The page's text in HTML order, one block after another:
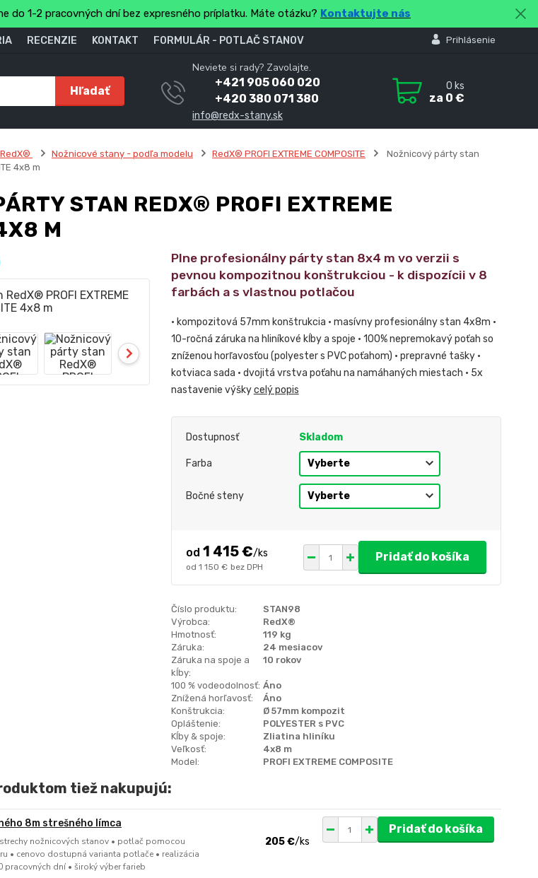
do 1-2 pracovných dní bez expresného príplatku. Máte otázku? Kontaktujte nás
RECENZIE KONTAKT FORMULÁR - POTLAČ STANOV Prihlásenie
Hľadať
Neviete si rady? Zavolajte.
+421 905 060 020
+420 380 071 380
info@redx-stany.sk
0 ks
za 0 €
Nožnicové stany - podľa modelu RedX® PROFI EXTREME COMPOSITE
Nožnicový párty stan
4x8 m
STAN REDX® PROFI EXTREME
M
Plne profesionálny párty stan 8x4 m vo verzii s
pevnou kompozitnou konštrukciou - k dispozícii v 8
farbách a s vlastnou potlačou
• kompozitová 57mm konštrukcia • masívny profesionálny stan 4x8m •
10-ročná záruka na hliníkové kĺby a spoje • 100% nepremokavý poťah so
zníženou horľavosťou (polyester s PVC poťahom) • prepravné tašky •
kotviaca sada • dvojitá vrstva poťahu na namáhaných miestach • 5x
nastavenie výškycelý popis
Dostupnosť Skladom
Farba
Bočné steny
1 415 €/ks
od 1 150 € bez DPH
Pridať do košíka
Číslo produktu:
STAN98
Výrobca:
RedX®
Hmotnosť:
119 kg
Záruka:
24 mesiacov
Záruka na spoje a
kĺby:
10 rokov
100 % vodeodolnosť: Áno
Znížená horľavosť:
Áno
Konštrukcia:
Ø 57mm kompozit
Opláštenie:
POLYESTER s PVC
Kĺby & spoje:
Zliatina hliníku
Veľkosť:
4x8 m
Model:
PROFI EXTREME COMPOSITE
tiež nakupujú:
8m strešného límca
nožnicových stanov • potlač pomocou
• cenovo dostupná varianta potlače • realizácia
pracovných dní • široký výber farieb
205 €/ks
Pridať do košíka